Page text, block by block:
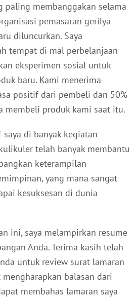
paling membanggakan selama
pemasaran gerilya
diluncurkan. Saya
tempat di mal perbelanjaan
eksperimen sosial untuk
baru. Kami menerima
positif dari pembeli dan 50%
membeli produk kami saat itu.
di banyak kegiatan
telah banyak membantu
keterampilan
yang mana sangat
kesuksesan di dunia
ini, saya melampirkan resume
Anda. Terima kasih telah
untuk review surat lamaran
mengharapkan balasan dari
membahas lamaran saya